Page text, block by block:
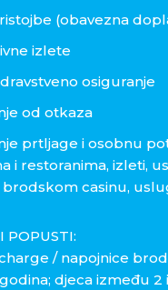
(obavezna
izlete
osiguranje
od otkaza
prtljage i osobnu
i restoranima, izleti,
casinu,
POPUSTI:
/ napojnice
godina; djeca između